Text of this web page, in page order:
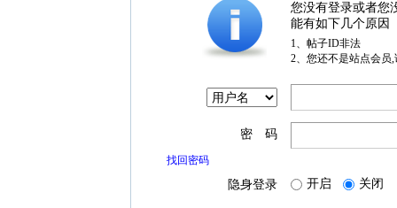
您没有登录或者您
能有如下几个原因
1、帖子ID非法
2、您还不是站点会员
密 码
找回密码
隐身登录 开启 关闭